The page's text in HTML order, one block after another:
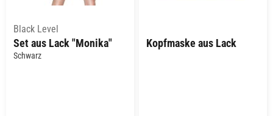
Black Level
Set aus Lack "Monika"
Schwarz
Kopfmaske aus Lack